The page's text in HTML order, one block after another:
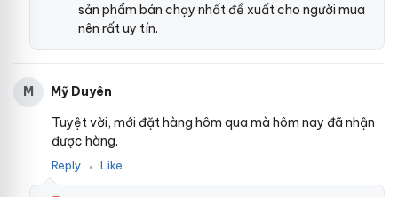
sản phẩm bán chạy nhất đề xuất cho người mua
nên rất uy tín.
M
Mỹ Duyên
Tuyệt vời, mới đặt hàng hôm qua mà hôm nay đã nhận
được hàng.
Reply ● Like